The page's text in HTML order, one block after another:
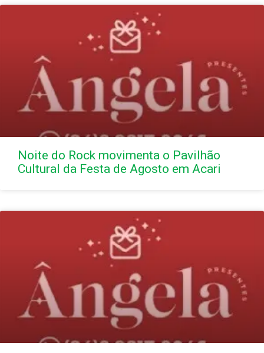
Noite do Rock movimenta o Pavilhão
Cultural da Festa de Agosto em Acari